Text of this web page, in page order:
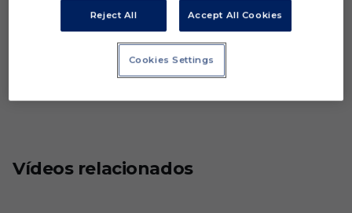
Vídeos relacionados
Reject All Accept All Cookies
Cookies Settings